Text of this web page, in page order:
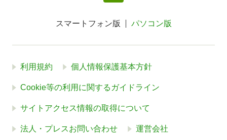
スマートフォン版 パソコン版
利用規約 個人情報保護基本方針
Cookie等の利用に関するガイドライン
サイトアクセス情報の取得について
法人・プレスお問い合わせ 運営会社